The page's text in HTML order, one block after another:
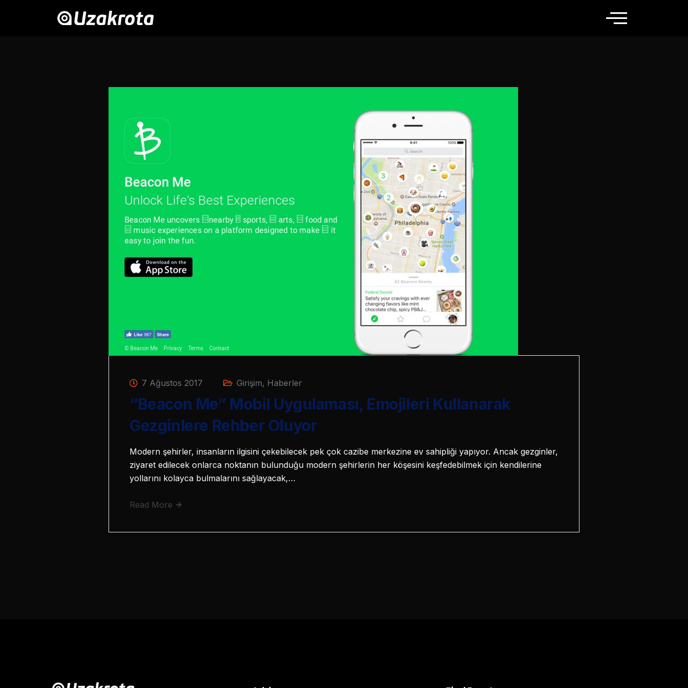
7 Ağustos 2017 Girişim, Haberler
“Beacon Me” Mobil Uygulaması, Emojileri Kullanarak
Gezginlere Rehber Oluyor
Modern şehirler, insanların ilgisini çekebilecek pek çok cazibe merkezine ev sahipliği yapıyor. Ancak gezginler,
ziyaret edilecek onlarca noktanın bulunduğu modern şehirlerin her köşesini keşfedebilmek için kendilerine
yollarını kolayca bulmalarını sağlayacak,…
Read More